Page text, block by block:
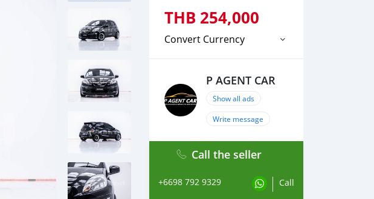
THB 254,000
Convert Currency
P AGENT CAR
Show all ads
Write message
Call the seller
+6698 792 9329 Call